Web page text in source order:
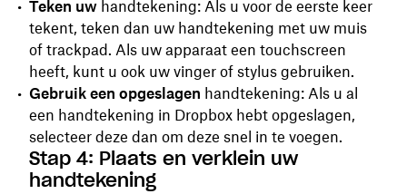
Teken uw handtekening: Als u voor de eerste keer
tekent, teken dan uw handtekening met uw muis
of trackpad. Als uw apparaat een touchscreen
heeft, kunt u ook uw vinger of stylus gebruiken.
Gebruik een opgeslagen handtekening: Als u al
een handtekening in Dropbox hebt opgeslagen,
selecteer deze dan om deze snel in te voegen.
Stap 4: Plaats en verklein uw
handtekening